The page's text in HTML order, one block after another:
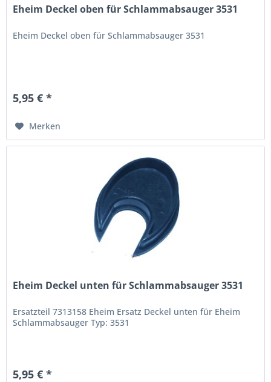
Eheim Deckel oben für Schlammabsauger 3531
Eheim Deckel oben für Schlammabsauger 3531
5,95 € *
Merken
Eheim Deckel unten für Schlammabsauger 3531
Ersatzteil 7313158 Eheim Ersatz Deckel unten für Eheim
Schlammabsauger Typ: 3531
5,95 € *